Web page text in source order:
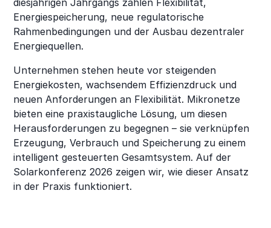
diesjährigen Jahrgangs zählen Flexibilität,
Energiespeicherung, neue regulatorische
Rahmenbedingungen und der Ausbau dezentraler
Energiequellen.
Unternehmen stehen heute vor steigenden
Energiekosten, wachsendem Effizienzdruck und
neuen Anforderungen an Flexibilität. Mikronetze
bieten eine praxistaugliche Lösung, um diesen
Herausforderungen zu begegnen – sie verknüpfen
Erzeugung, Verbrauch und Speicherung zu einem
intelligent gesteuerten Gesamtsystem. Auf der
Solarkonferenz 2026 zeigen wir, wie dieser Ansatz
in der Praxis funktioniert.